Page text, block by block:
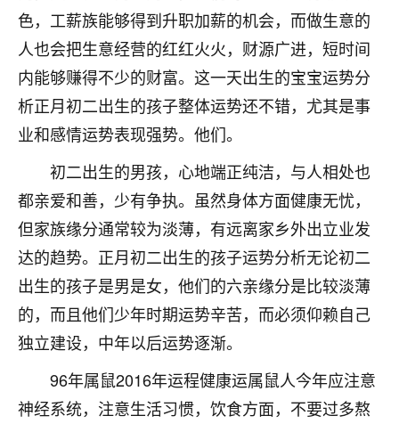
色，工薪族能够得到升职加薪的机会，而做生意的
人也会把生意经营的红红火火，财源广进，短时间
内能够赚得不少的财富。这一天出生的宝宝运势分
析正月初二出生的孩子整体运势还不错，尤其是事
业和感情运势表现强势。他们。
初二出生的男孩，心地端正纯洁，与人相处也
都亲爱和善，少有争执。虽然身体方面健康无忧，
但家族缘分通常较为淡薄，有远离家乡外出立业发
达的趋势。正月初二出生的孩子运势分析无论初二
出生的孩子是男是女，他们的六亲缘分是比较淡薄
的，而且他们少年时期运势辛苦，而必须仰赖自己
独立建设，中年以后运势逐渐。
96年属鼠2016年运程健康运属鼠人今年应注意
神经系统，注意生活习惯，饮食方面，不要过多熬
之后，心情豁然开朗，也听老师建议，处理了一些因
果问题。今年以来，身体比以前好多，主要是心情好
了，老师说境随心转，现在深有体会了。
鹿森：是的，其实跟老师聊过之后，最大的感
触，首先就是心态会变好，万般皆是命，半点
不由人！
1天前 来自四川 9
金白水清
我也想找老师看看，有没有人给个联系方式的啊？
鹿森：慧来老师微信：gjsy0624
1天前 来自江西 12
我也想要，我也想要！
2天前 来自山西 15